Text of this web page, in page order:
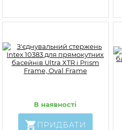
В наявності
ПРИДБАТИ